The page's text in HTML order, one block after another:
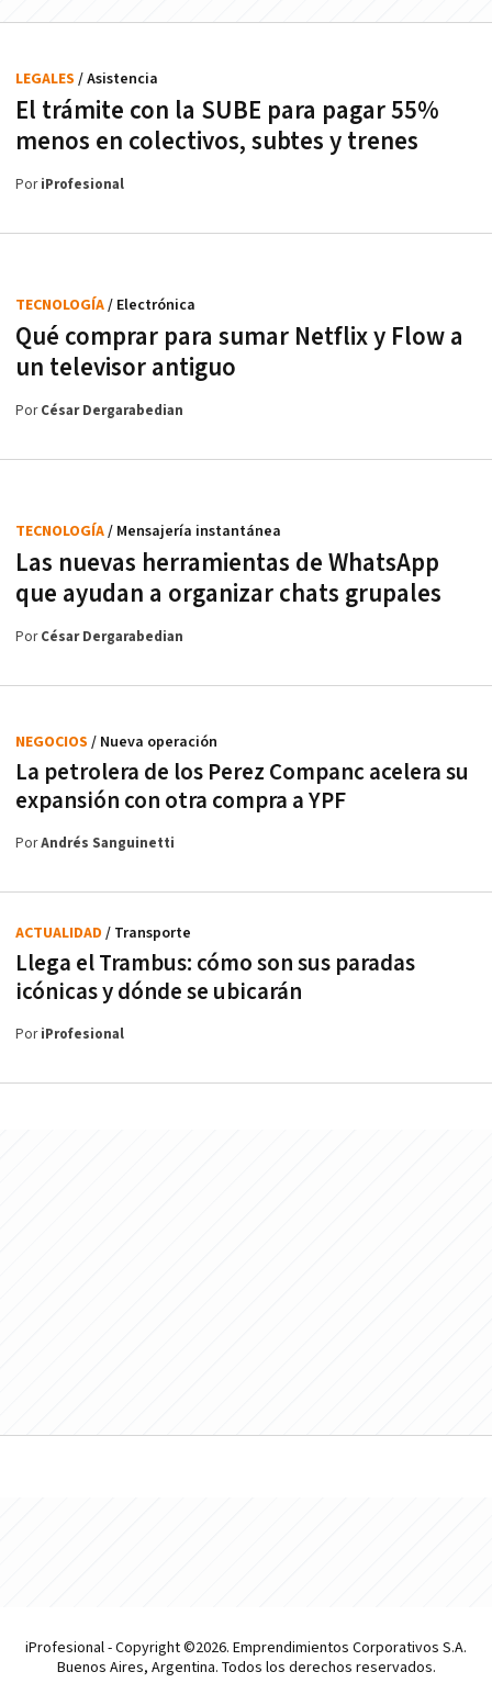
El trámite con la SUBE para pagar 55%
menos en colectivos, subtes y trenes
LEGALES / Asistencia
PoriProfesional
Qué comprar para sumar Netflix y Flow a
un televisor antiguo
TECNOLOGÍA/ Electrónica
PorCésar Dergarabedian
Las nuevas herramientas de WhatsApp
que ayudan a organizar chats grupales
TECNOLOGÍA/ Mensajería instantánea
PorCésar Dergarabedian
La petrolera de los Perez Companc acelera su
expansión con otra compra a YPF
NEGOCIOS / Nueva operación
PorAndrés Sanguinetti
Llega el Trambus: cómo son sus paradas
icónicas y dónde se ubicarán
ACTUALIDAD / Transporte
PoriProfesional
iProfesional - Copyright ©2026. Emprendimientos Corporativos S.A.
Buenos Aires, Argentina. Todos los derechos reservados.